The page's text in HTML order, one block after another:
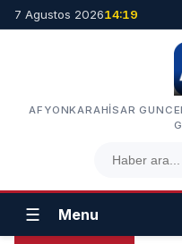
7 Agustos 202614:19
AFYONKARAHISAR
☰ Menu